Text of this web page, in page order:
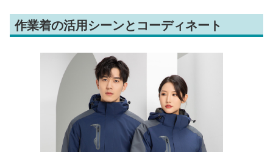
作業着の活用シーンとコーディネート